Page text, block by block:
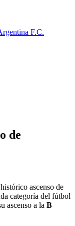
de
ascenso de
categoría del fútbol
ascenso a la B